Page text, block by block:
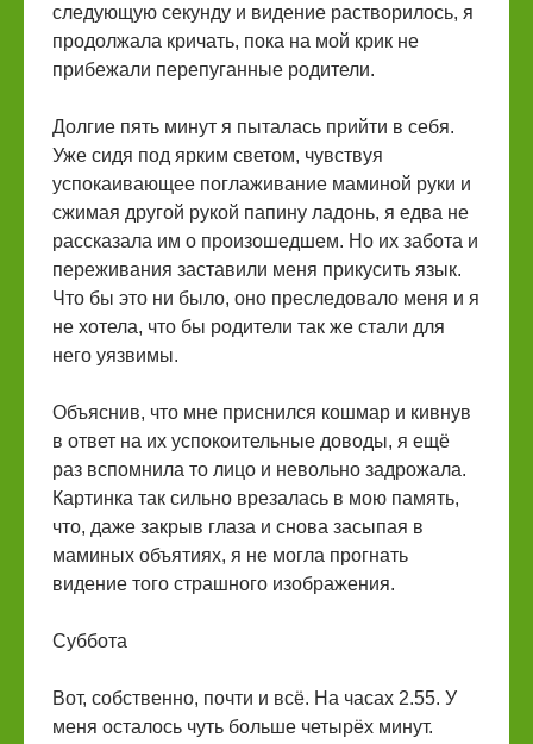
следующую секунду и видение растворилось, я
продолжала кричать, пока на мой крик не
прибежали перепуганные родители.
Долгие пять минут я пыталась прийти в себя.
Уже сидя под ярким светом, чувствуя
успокаивающее поглаживание маминой руки и
сжимая другой рукой папину ладонь, я едва не
рассказала им о произошедшем. Но их забота и
переживания заставили меня прикусить язык.
Что бы это ни было, оно преследовало меня и я
не хотела, что бы родители так же стали для
него уязвимы.
Объяснив, что мне приснился кошмар и кивнув
в ответ на их успокоительные доводы, я ещё
раз вспомнила то лицо и невольно задрожала.
Картинка так сильно врезалась в мою память,
что, даже закрыв глаза и снова засыпая в
маминых объятиях, я не могла прогнать
видение того страшного изображения.
Суббота
Вот, собственно, почти и всё. На часах 2.55. У
меня осталось чуть больше четырёх минут.